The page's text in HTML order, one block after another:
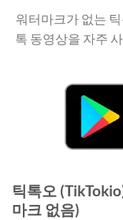
워터마크가 없는
톡 동영상을 자주
틱톡오
마크 없음)